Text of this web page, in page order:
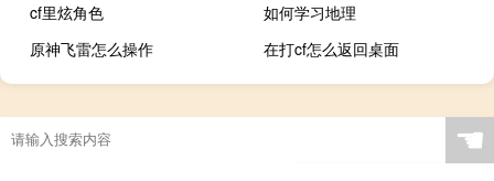
cf里炫角色
如何学习地理
原神飞雷怎么操作
在打cf怎么返回桌面
☚